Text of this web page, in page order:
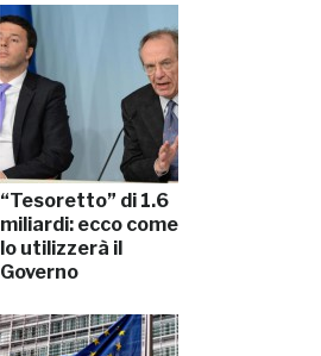
“Tesoretto” di 1.6
miliardi: ecco come
lo utilizzerà il
Governo